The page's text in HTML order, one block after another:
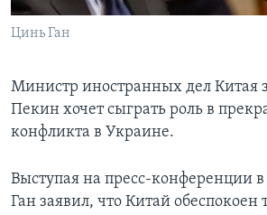
Цинь Ган
Министр иностранных дел Китая
Пекин хочет сыграть роль в
конфликта в Украине.
Выступая на пресс-конференции
Ган заявил, что Китай обеспокоен